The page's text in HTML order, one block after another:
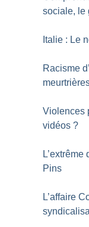
sociale, le
Italie : Le
Racisme
Violences
vidéos ?
Pins
L’affaire